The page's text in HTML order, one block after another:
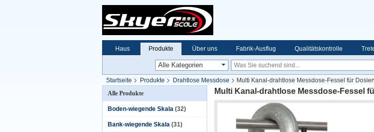
Haus Produkte Über uns Fabrik-Ausflug Qualitätskontrolle
Startseite Produkte Drahtlose Messdose
Multi Kanal-drahtlose Messdose-Fessel für
Alle Produkte
Boden-wiegende Skala (32)
Bank-wiegende Skala (31)
Multi Kanal-drahtlose Messdose-Fessel